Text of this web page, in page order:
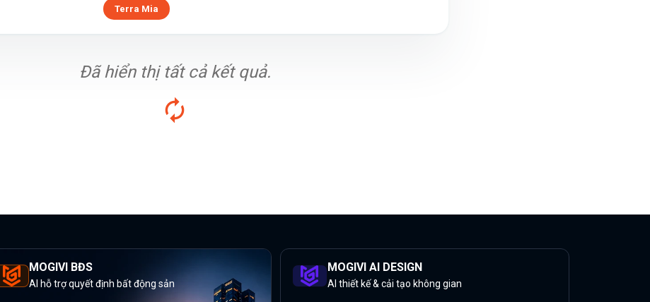
Terra Mia
Đã hiển thị tất cả kết quả.
MOGIVI BĐS
AI hỗ trợ quyết định bất động sản
MOGIVI AI DESIGN
AI thiết kế & cải tạo không gian